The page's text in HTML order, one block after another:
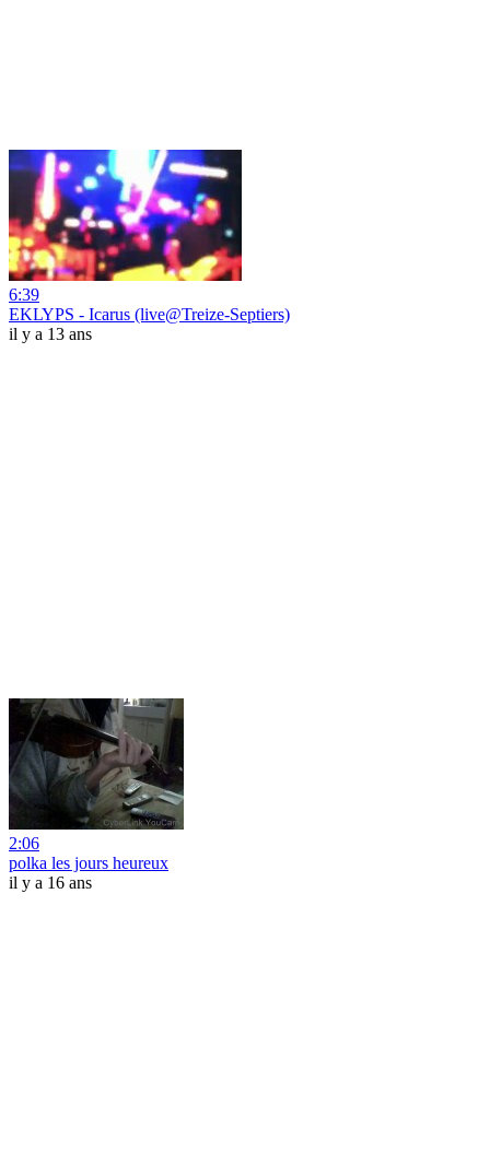
6:39
EKLYPS - Icarus (live@Treize-Septiers)
il y a 13 ans
2:06
polka les jours heureux
il y a 16 ans